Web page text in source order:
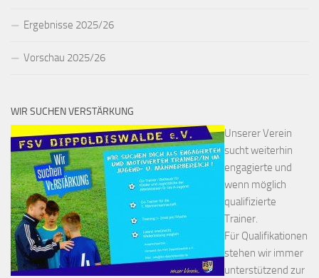
Ergebnisse 2025/26
Vorschau 2025/26
WIR SUCHEN VERSTÄRKUNG
Unserer Verein
sucht weiterhin
engagierte und
wenn möglich
qualifizierte
Trainer.
Für Qualifikationen
stehen wir immer
unterstützend zur